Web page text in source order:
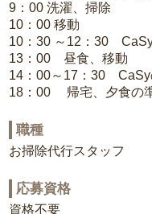
9：00 洗濯、掃除
10：00 移動
10：30 ～12：30
13：00 昼食、移動
14：00～17：30 CaSy
18：00 帰宅、夕食の
職種
お掃除代行スタッフ
応募資格
資格不要